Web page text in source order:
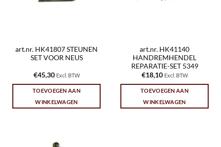
art.nr. HK41807 STEUNEN
SET VOOR NEUS
€45,30 Excl. BTW
TOEVOEGEN AAN
WINKELWAGEN
art.nr. HK41140
HANDREMHENDEL
REPARATIE-SET 5349
€18,10 Excl. BTW
TOEVOEGEN AAN
WINKELWAGEN